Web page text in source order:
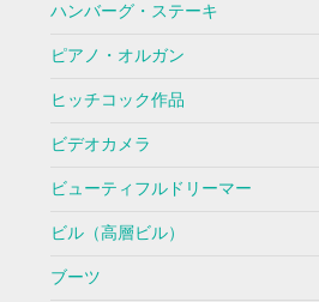
ハンバーグ・ステーキ
ピアノ・オルガン
ヒッチコック作品
ビデオカメラ
ビューティフルドリーマー
ビル（高層ビル）
ブーツ